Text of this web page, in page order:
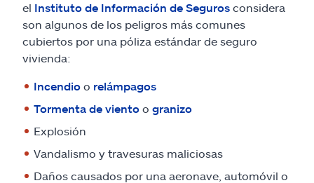
Buscar agente
Explore Allstate
Ashburn, VA 20146
English
el Instituto de Información de Seguros considera
son algunos de los peligros más comunes
cubiertos por una póliza estándar de seguro
vivienda:
Incendio o relámpagos
Tormenta de viento o granizo
Explosión
Vandalismo y travesuras maliciosas
Daños causados por una aeronave, automóvil o